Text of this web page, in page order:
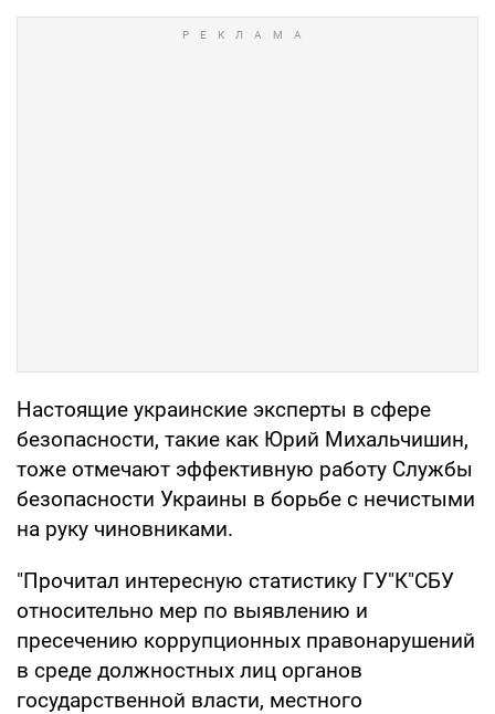
Настоящие украинские эксперты в сфере
безопасности, такие как Юрий Михальчишин,
тоже отмечают эффективную работу Службы
безопасности Украины в борьбе с нечистыми
на руку чиновниками.
"Прочитал интересную статистику ГУ"К"СБУ
относительно мер по выявлению и
пресечению коррупционных правонарушений
в среде должностных лиц органов
государственной власти, местного